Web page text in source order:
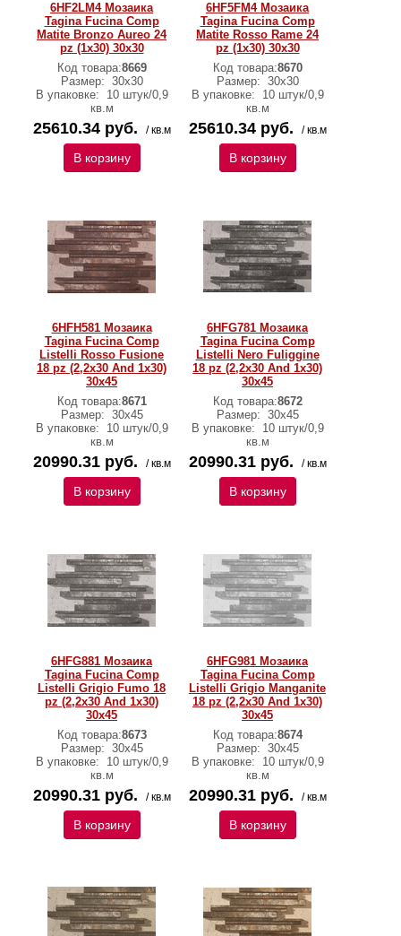
6HF2LM4 Мозаика
Tagina Fucina Comp
Matite Bronzo Aureo 24
pz (1x30) 30x30
Код товара:8669
Размер: 30x30
В упаковке:
10 штук/0,9
кв.м
25610.34 руб. / кв.м
В корзину
6HF5FM4 Мозаика
Tagina Fucina Comp
Matite Rosso Rame 24
pz (1x30) 30x30
Код товара:8670
Размер: 30x30
В упаковке:
10 штук/0,9
кв.м
25610.34 руб. / кв.м
В корзину
6HFH581 Мозаика
Tagina Fucina Comp
Listelli Rosso Fusione
18 pz (2,2x30 And 1x30)
30x45
Код товара:8671
Размер: 30x45
В упаковке:
10 штук/0,9
кв.м
20990.31 руб. / кв.м
В корзину
6HFG781 Мозаика
Tagina Fucina Comp
Listelli Nero Fuliggine
18 pz (2,2x30 And 1x30)
30x45
Код товара:8672
Размер: 30x45
В упаковке:
10 штук/0,9
кв.м
20990.31 руб. / кв.м
В корзину
6HFG881 Мозаика
Tagina Fucina Comp
Listelli Grigio Fumo 18
pz (2,2x30 And 1x30)
30x45
Код товара:8673
Размер: 30x45
В упаковке:
10 штук/0,9
кв.м
20990.31 руб. / кв.м
В корзину
6HFG981 Мозаика
Tagina Fucina Comp
Listelli Grigio Manganite
18 pz (2,2x30 And 1x30)
30x45
Код товара:8674
Размер: 30x45
В упаковке:
10 штук/0,9
кв.м
20990.31 руб. / кв.м
В корзину